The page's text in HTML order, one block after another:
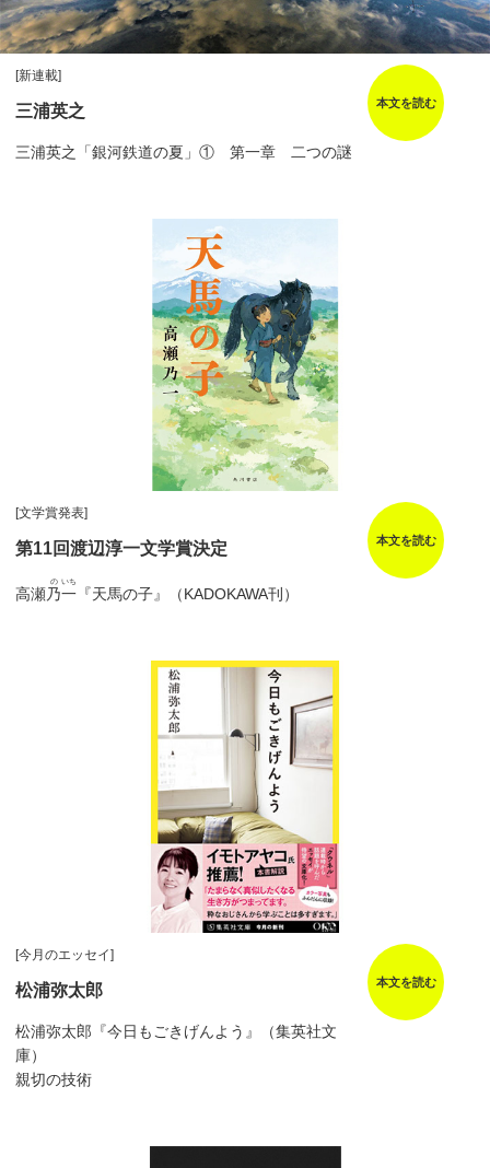
[新連載]
三浦英之
三浦英之「銀河鉄道の夏」① 第一章 二つの謎
本文を読む
[文学賞発表]
第11回渡辺淳一文学賞決定
高瀬乃
の
一
いち
『天馬の子』（KADOKAWA刊）
本文を読む
[今月のエッセイ]
松浦弥太郎
松浦弥太郎『今日もごきげんよう』（集英社文
庫）
親切の技術
本文を読む